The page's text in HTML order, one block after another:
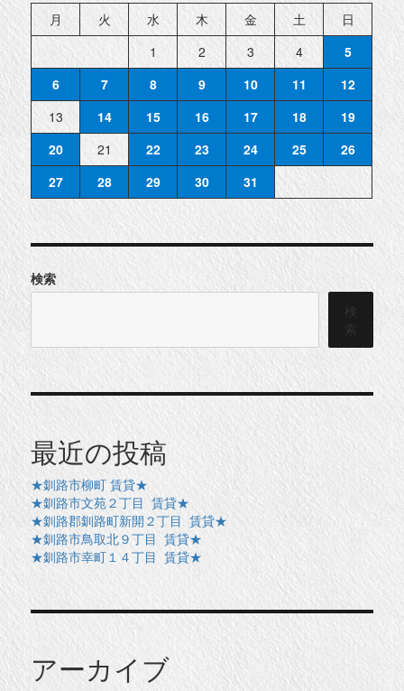
介
◆
月 火 水 木 金 土
日
1
2 3 4
5
6
7 8 9 10 11
12
13
14 15 16 17 18
19
20
21 22 23 24 25
26
27
28 29 30 31
検索
検
索
最近の投稿
★釧路市柳町 賃貸★
★釧路市文苑２丁目 賃貸★
★釧路郡釧路町新開２丁目 賃貸★
★釧路市鳥取北９丁目 賃貸★
★釧路市幸町１４丁目 賃貸★
アーカイブ